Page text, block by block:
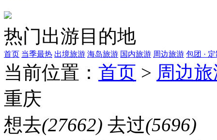
热门出游目的地
首页 当季最热 出境旅游 海岛旅游 国内旅游 周边旅游 包团 ·
当前位置： 首页 > 周边
重庆
想去(27662) 去过(5696)